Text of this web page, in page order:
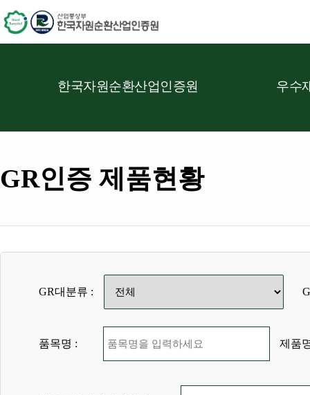
한국자원순환산업인증원 우수
GR인증 제품현황
GR대분류 :
품목명 : 제품